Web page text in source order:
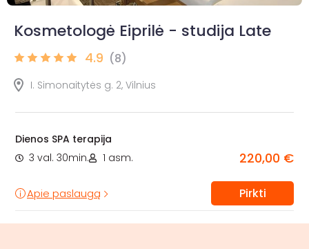
Kosmetologė Eiprilė - studija Late
4.9 (8)
I. Simonaitytės g. 2, Vilnius
Dienos SPA terapija
3 val. 30min.
1 asm. 220,00 €
Apie paslaugą Pirkti